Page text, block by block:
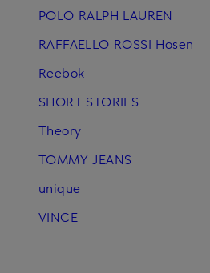
POLO RALPH LAUREN
RAFFAELLO ROSSI Hosen
Reebok
SHORT STORIES
Theory
TOMMY JEANS
unique
VINCE